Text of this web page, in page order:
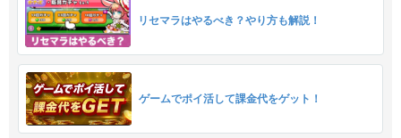
リセマラはやるべき？やり方も解説！
ゲームでポイ活して課金代をゲット！